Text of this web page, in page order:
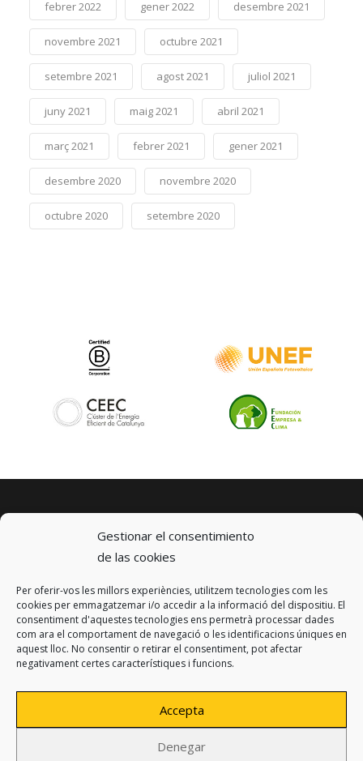
Gestionar el consentimiento
de las cookies
Per oferir-vos les millors experiències, utilitzem tecnologies com les
cookies per emmagatzemar i/o accedir a la informació del dispositiu. El
consentiment d'aquestes tecnologies ens permetrà processar dades
com ara el comportament de navegació o les identificacions úniques en
aquest lloc. No consentir o retirar el consentiment, pot afectar
negativament certes característiques i funcions.
Accepta
Denegar
febrer 2022 gener 2022 desembre 2021
novembre 2021 octubre 2021
setembre 2021 agost 2021 juliol 2021
juny 2021 maig 2021 abril 2021
març 2021 febrer 2021 gener 2021
desembre 2020 novembre 2020
octubre 2020 setembre 2020
© 2023 km0 Energy
Carrer Baldrich 222-226
08223 Terrassa, Barcelona
info@km0.energy
Política de privacitat